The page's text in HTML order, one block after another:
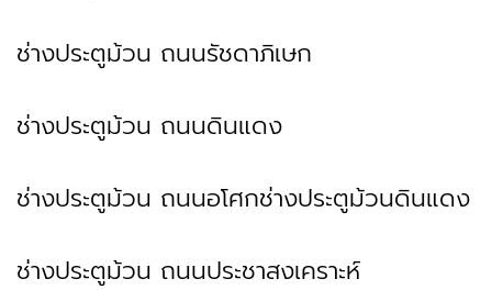
ช่างประตูม้วน ถนนรัชดาภิเษก
ช่างประตูม้วน ถนนดินแดง
ช่างประตูม้วน ถนนอโศกช่างประตูม้วนดินแดง
ช่างประตูม้วน ถนนประชาสงเคราะห์